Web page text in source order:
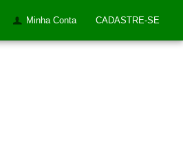
Minha Conta CADASTRE-SE